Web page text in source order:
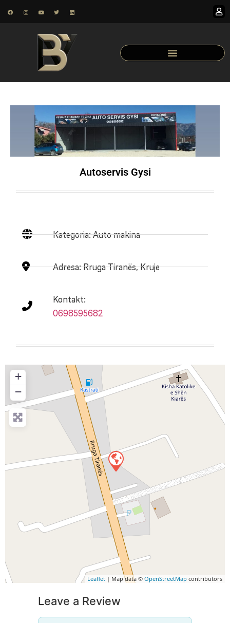
Autoservis Gysi
Kategoria: Auto makina
Adresa:Rruga Tiranës, Kruje
Kontakt:
0698595682
+
−
Leaflet | Map data © OpenStreetMap contributors
Leave a Review